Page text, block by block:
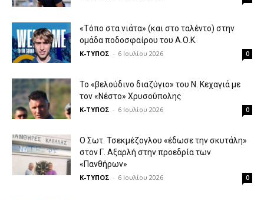
«Τόπο στα νιάτα» (και στο ταλέντο) στην
ομάδα ποδοσφαίρου του Α.Ο.Κ.
Κ-ΤΥΠΟΣ - 6 Ιουλίου 2026 0
Το «βελούδινο διαζύγιο» του Ν. Κεχαγιά με
τον «Νέστο» Χρυσούπολης
Κ-ΤΥΠΟΣ - 6 Ιουλίου 2026 0
Ο Σωτ. Τσεκμέζογλου «έδωσε την σκυτάλη»
στον Γ. Αξαρλή στην προεδρία των
«Πανθήρων»
Κ-ΤΥΠΟΣ - 6 Ιουλίου 2026 0